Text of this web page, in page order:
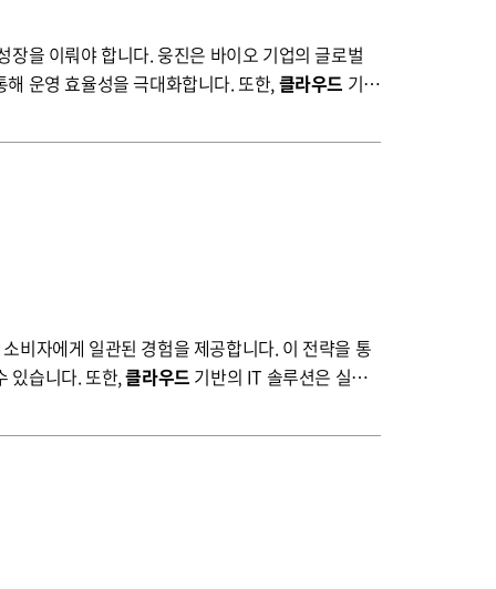
운영 효율성을 극대화합니다. 또한,클라우드 기반
작해보세요.
있습니다. 또한,클라우드 기반의 IT 솔루션은 실시